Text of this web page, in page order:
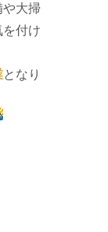
や大掃
を付け
となり